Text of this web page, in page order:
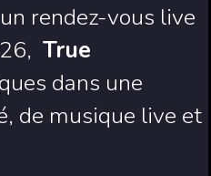
rendez-vous live
True
dans une
de musique live et